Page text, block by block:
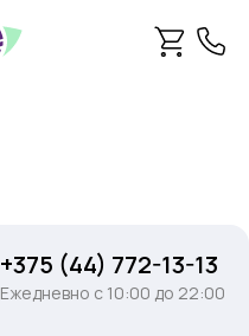
+375 (44) 772-13-13
Ежедневно c 10:00 до 22:00